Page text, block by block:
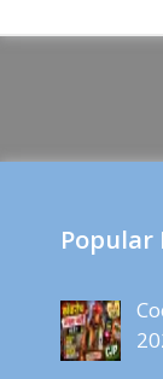
Popular